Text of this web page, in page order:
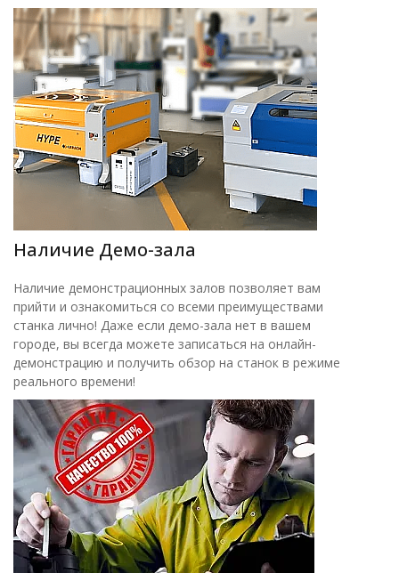
Наличие Демо-зала
Наличие демонстрационных залов позволяет вам
прийти и ознакомиться со всеми преимуществами
станка лично! Даже если демо-зала нет в вашем
городе, вы всегда можете записаться на онлайн-
демонстрацию и получить обзор на станок в режиме
реального времени!